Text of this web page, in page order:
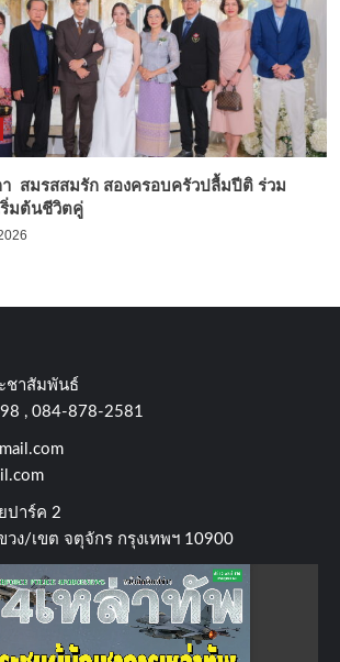
สมรสสมรัก สองครอบครัวปลื้มปีติ ร่วม
ริ่มต้นชีวิตคู่
ชาสัมพันธ์
, 084-878-2581
ปาร์ค​ 2
ง/เขต​ จตุจักร​ กรุงเทพฯ 10900